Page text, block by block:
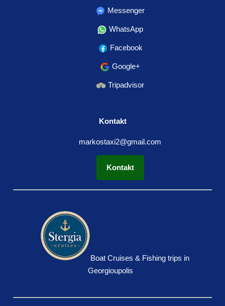
Messenger
WhatsApp
Facebook
Google+
Tripadvisor
Kontakt
markostaxi2@gmail.com
Kontakt
Boat Cruises & Fishing trips in
Georgioupolis